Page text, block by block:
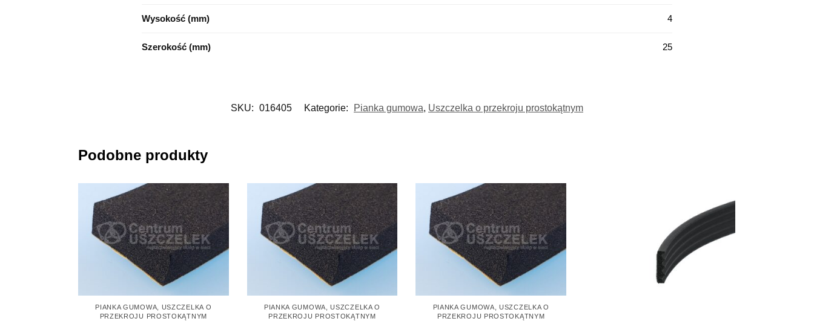
Wysokość (mm) 4
Szerokość (mm) 25
SKU: 016405 Kategorie: Pianka gumowa, Uszczelka o przekroju prostokątnym
Podobne produkty
PIANKA GUMOWA
USZCZELKA O
PRZEKROJU PROSTOKĄTNYM
PIANKA GUMOWA ,USZCZELKA O
PRZEKROJU PROSTOKĄTNYM
PIANKA GUMOWA ,USZCZELKA O
PRZEKROJU PROSTOKĄTNYM